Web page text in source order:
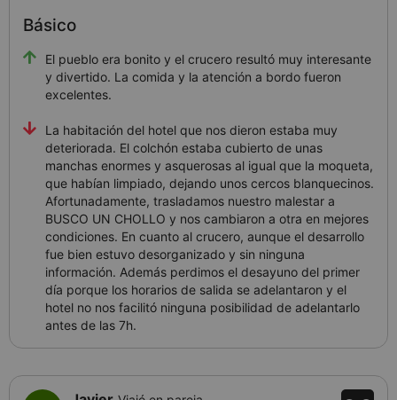
El pueblo era bonito y el crucero resultó muy interesante
y divertido. La comida y la atención a bordo fueron
excelentes.
La habitación del hotel que nos dieron estaba muy
deteriorada. El colchón estaba cubierto de unas
manchas enormes y asquerosas al igual que la moqueta,
que habían limpiado, dejando unos cercos blanquecinos.
Afortunadamente, trasladamos nuestro malestar a
BUSCO UN CHOLLO y nos cambiaron a otra en mejores
condiciones. En cuanto al crucero, aunque el desarrollo
fue bien estuvo desorganizado y sin ninguna
información. Además perdimos el desayuno del primer
día porque los horarios de salida se adelantaron y el
hotel no nos facilitó ninguna posibilidad de adelantarlo
antes de las 7h.
Básico